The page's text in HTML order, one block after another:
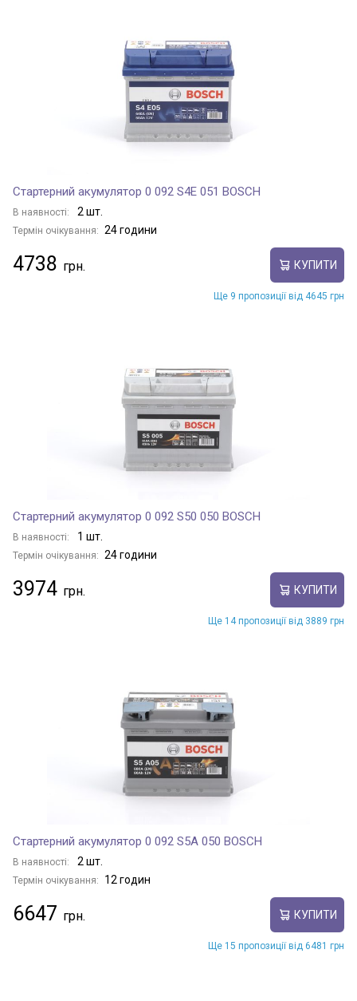
Стартерний акумулятор 0 092 S4E 051 BOSCH
В наявності: 2 шт.
Термін очікування: 24 години
4738 КУПИТИ
Ще 9 пропозиції від 4645 грн
Стартерний акумулятор 0 092 S50 050 BOSCH
В наявності: 1 шт.
Термін очікування: 24 години
3974 КУПИТИ
Ще 14 пропозиції від 3889 грн
Стартерний акумулятор 0 092 S5A 050 BOSCH
В наявності: 2 шт.
Термін очікування: 12 годин
6647 КУПИТИ
Ще 15 пропозиції від 6481 грн